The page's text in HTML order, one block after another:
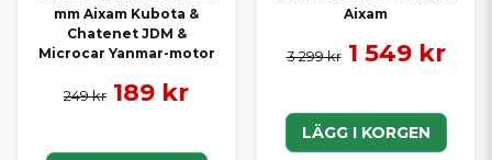
mm Aixam Kubota &
Chatenet JDM &
Microcar Yanmar-motor
249 kr 189 kr
Aixam
3 299 kr 1 549 kr
LÄGG I KORGEN